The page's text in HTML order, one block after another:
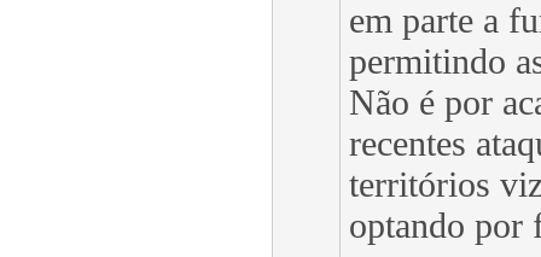
em parte a
permitindo
Não é por
recentes
territórios
optando por